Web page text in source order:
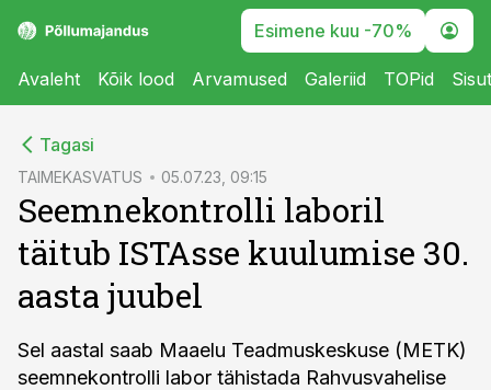
Esimene kuu -70%
Avaleht Kõik lood Arvamused Galeriid TOPid
Tagasi
TAIMEKASVATUS 05.07.23, 09:15
Seemnekontrolli laboril
täitub ISTAsse kuulumise 30.
aasta juubel
Sel aastal saab Maaelu Teadmuskeskuse (METK)
seemnekontrolli labor tähistada Rahvusvahelise